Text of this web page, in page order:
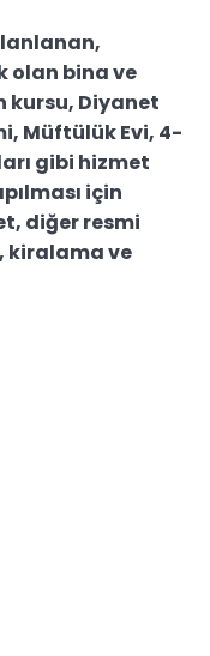
olan bina ve
kursu, Diyanet
Müftülük Evi, 4-
gibi hizmet
için
diğer resmi
kiralama ve